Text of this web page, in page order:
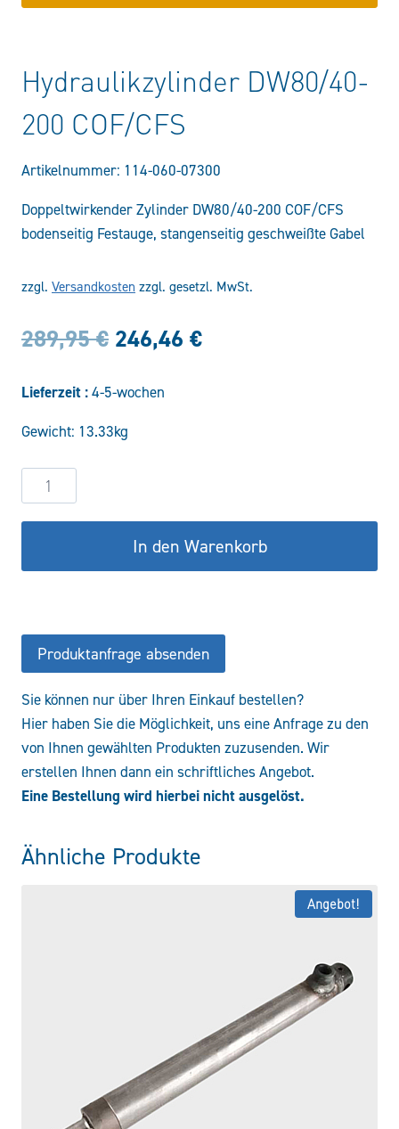
Hydraulikzylinder DW80/40-
200 COF/CFS
Artikelnummer: 114-060-07300
Doppeltwirkender Zylinder DW80/40-200 COF/CFS
bodenseitig Festauge, stangenseitig geschweißte Gabel
zzgl. Versandkosten zzgl. gesetzl. MwSt.
289,95€ Ursprünglicher
289,95 €
246,46 €Aktueller
Lieferzeit : 4-5-wochen
Gewicht: 13.33kg
Hydraulikzylinder
DW80/40-
200
Menge
In den Warenkorb
Produktanfrage absenden
Sie können nur über Ihren Einkauf bestellen?
Hier haben Sie die Möglichkeit, uns eine Anfrage zu den
von Ihnen gewählten Produkten zuzusenden. Wir
erstellen Ihnen dann ein schriftliches Angebot.
Eine Bestellung wird hierbei nicht ausgelöst.
Ähnliche Produkte
Angebot!